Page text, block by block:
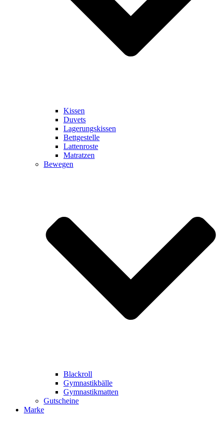
Kissen
Duvets
Lagerungskissen
Bettgestelle
Lattenroste
Matratzen
Bewegen
Blackroll
Gymnastikbälle
Gymnastikmatten
Gutscheine
Marke